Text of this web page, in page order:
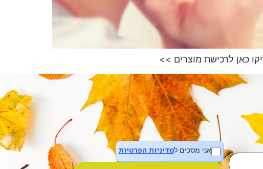
כאן לרכישת מוצרים >>
אני מסכים למדיניות הפרטיות